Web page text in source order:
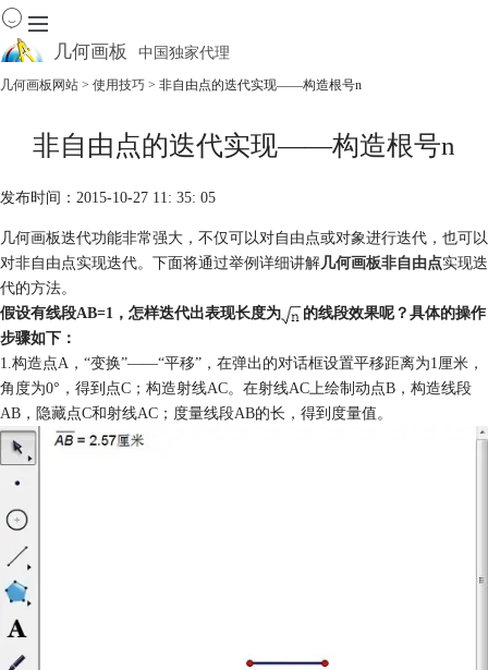
几何画板 中国独家代理
资源中心
软件商城
几何画板网站 > 使用技巧 > 非自由点的迭代实现——构造根号n
非自由点的迭代实现——构造根号n
发布时间：2015-10-27 11: 35: 05
几何画板迭代功能非常强大，不仅可以对自由点或对象进行迭代，也可以
对非自由点实现迭代。下面将通过举例详细讲解几何画板非自由点实现迭
代的方法。
假设有线段AB=1，怎样迭代出表现长度为
的线段效果呢？具体的操作
步骤如下：
1.构造点A，“变换”——“平移”，在弹出的对话框设置平移距离为1厘米，
角度为0°，得到点C；构造射线AC。在射线AC上绘制动点B，构造线段
AB，隐藏点C和射线AC；度量线段AB的长，得到度量值。